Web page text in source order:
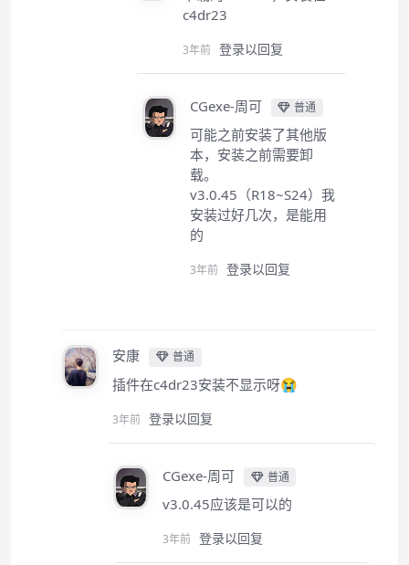
c4dr23
3年前 登录以回复
CGexe-周可 普通
可能之前安装了其他版
本，安装之前需要卸
载。
v3.0.45（R18~S24）我
安装过好几次，是能用
的
3年前 登录以回复
安康 普通
插件在c4dr23安装不显示呀😭
3年前 登录以回复
CGexe-周可 普通
v3.0.45应该是可以的
3年前 登录以回复